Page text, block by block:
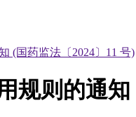
(国药监法〔2024〕11 号)
规则的通知